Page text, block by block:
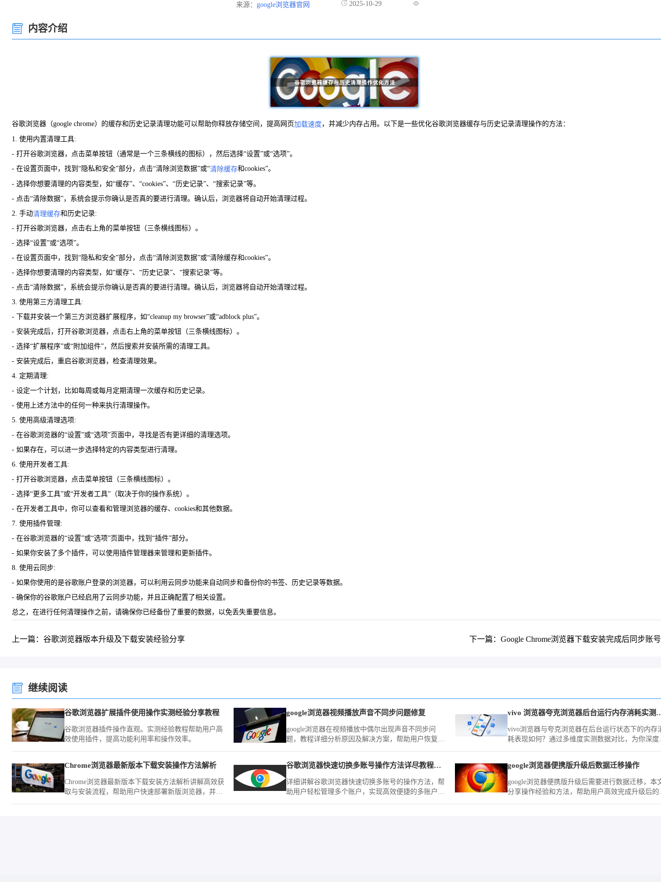
来源： google浏览器官网 2025-10-29
内容介绍
谷歌浏览器（google chrome）的缓存和历史记录清理功能可以帮助你释放存储空间，提高网页加载速度，并减少内存占用。以下是一些优化谷歌浏览器缓存与历史记录清理操作的方法：
1. 使用内置清理工具:
- 打开谷歌浏览器，点击菜单按钮（通常是一个三条横线的图标），然后选择“设置”或“选项”。
- 在设置页面中，找到“隐私和安全”部分，点击“清除浏览数据”或“清除缓存和cookies”。
- 选择你想要清理的内容类型，如“缓存”、“cookies”、“历史记录”、“搜索记录”等。
- 点击“清除数据”，系统会提示你确认是否真的要进行清理。确认后，浏览器将自动开始清理过程。
2. 手动清理缓存和历史记录:
- 打开谷歌浏览器，点击右上角的菜单按钮（三条横线图标）。
- 选择“设置”或“选项”。
- 在设置页面中，找到“隐私和安全”部分，点击“清除浏览数据”或“清除缓存和cookies”。
- 选择你想要清理的内容类型，如“缓存”、“历史记录”、“搜索记录”等。
- 点击“清除数据”，系统会提示你确认是否真的要进行清理。确认后，浏览器将自动开始清理过程。
3. 使用第三方清理工具:
- 下载并安装一个第三方浏览器扩展程序，如“cleanup my browser”或“adblock plus”。
- 安装完成后，打开谷歌浏览器，点击右上角的菜单按钮（三条横线图标）。
- 选择“扩展程序”或“附加组件”，然后搜索并安装所需的清理工具。
- 安装完成后，重启谷歌浏览器，检查清理效果。
4. 定期清理:
- 设定一个计划，比如每周或每月定期清理一次缓存和历史记录。
- 使用上述方法中的任何一种来执行清理操作。
5. 使用高级清理选项:
- 在谷歌浏览器的“设置”或“选项”页面中，寻找是否有更详细的清理选项。
- 如果存在，可以进一步选择特定的内容类型进行清理。
6. 使用开发者工具:
- 打开谷歌浏览器，点击菜单按钮（三条横线图标）。
- 选择“更多工具”或“开发者工具”（取决于你的操作系统）。
- 在开发者工具中，你可以查看和管理浏览器的缓存、cookies和其他数据。
7. 使用插件管理:
- 在谷歌浏览器的“设置”或“选项”页面中，找到“插件”部分。
- 如果你安装了多个插件，可以使用插件管理器来管理和更新插件。
8. 使用云同步:
- 如果你使用的是谷歌账户登录的浏览器，可以利用云同步功能来自动同步和备份你的书签、历史记录等数据。
- 确保你的谷歌账户已经启用了云同步功能，并且正确配置了相关设置。
总之，在进行任何清理操作之前，请确保你已经备份了重要的数据，以免丢失重要信息。
上一篇：谷歌浏览器版本升级及下载安装经验分享 下一篇：Google Chrome浏览器下载安装完成后同步账
继续阅读
谷歌浏览器扩展插件使用操作实测经验分享教程
谷歌浏览器插件操作直观。实测经验教程帮助用户高
效使用插件，提高功能利用率和操作效率。
google浏览器视频播放声音不同步问题修复
google浏览器在视频播放中偶尔出现声音不同步问
题，教程详细分析原因及解决方案，帮助用户恢复流
vivo 浏览器夸克浏览器后
vivo浏览器与夸克浏览器在后台运行状态下的内存
耗表现如何？通过多维度实测数据对比，为你深度
Chrome浏览器最新版本下载安装操作方法解析
Chrome浏览器最新版本下载安装方法解析讲解高效获
取与安装流程，帮助用户快速部署新版浏览器，并优
谷歌浏览器快速切换多账号操作方法详尽教程完整分享
详细讲解谷歌浏览器快速切换多账号的操作方法，帮
助用户轻松管理多个账户，实现高效便捷的多账户使
google浏览器便携版升级后数据迁移操作
google浏览器便携版升级后需要进行数据迁移，本
分享操作经验和方法，帮助用户高效完成升级后的